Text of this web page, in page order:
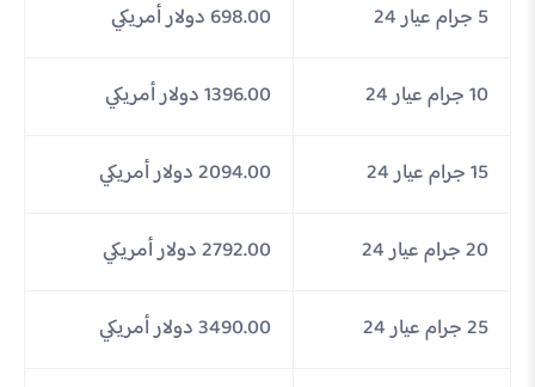
5 جرام عيار 24 698.00 دولار أمريكي
10 جرام عيار 24 1396.00 دولار أمريكي
15 جرام عيار 24 2094.00 دولار أمريكي
20 جرام عيار 24 2792.00 دولار أمريكي
25 جرام عيار 24 3490.00 دولار أمريكي